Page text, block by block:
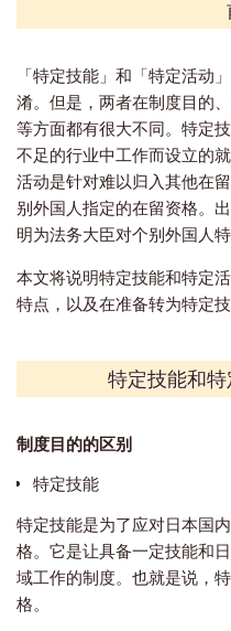
「特定技能」和「特定活动
淆。但是，两者在制度目的
等方面都有很大不同。特定
不足的行业中工作而设立的
活动是针对难以归入其他在
别外国人指定的在留资格。
明为法务大臣对个别外国人特
本文将说明特定技能和特定
特点，以及在准备转为特定
特定技能和
制度目的的区别
特定技能
特定技能是为了应对日本国
格。它是让具备一定技能和
域工作的制度。也就是说，
格。